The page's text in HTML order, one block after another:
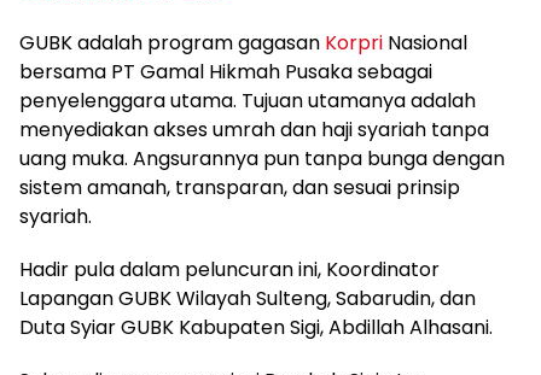
GUBK adalah program gagasan Korpri Nasional
bersama PT Gamal Hikmah Pusaka sebagai
penyelenggara utama. Tujuan utamanya adalah
menyediakan akses umrah dan haji syariah tanpa
uang muka. Angsurannya pun tanpa bunga dengan
sistem amanah, transparan, dan sesuai prinsip
syariah.
Hadir pula dalam peluncuran ini, Koordinator
Lapangan GUBK Wilayah Sulteng, Sabarudin, dan
Duta Syiar GUBK Kabupaten Sigi, Abdillah Alhasani.